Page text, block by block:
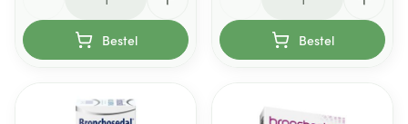
Bestel Bestel